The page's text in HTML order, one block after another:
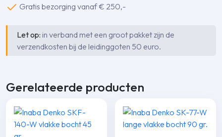
Gratis bezorging vanaf € 250,-
Let op: in verband met een groot pakket zijn de
verzendkosten bij de leidinggoten 50 euro.
Gerelateerde producten